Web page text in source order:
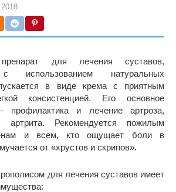
для лечения суставов,
с использованием натуральных
в виде крема с приятным
консистенцией. Его основное
профилактика и лечение артроза,
артрита. Рекомендуется пожилым
и всем, кто ощущает боли в
от «хрустов и скрипов».
для лечения суставов имеет